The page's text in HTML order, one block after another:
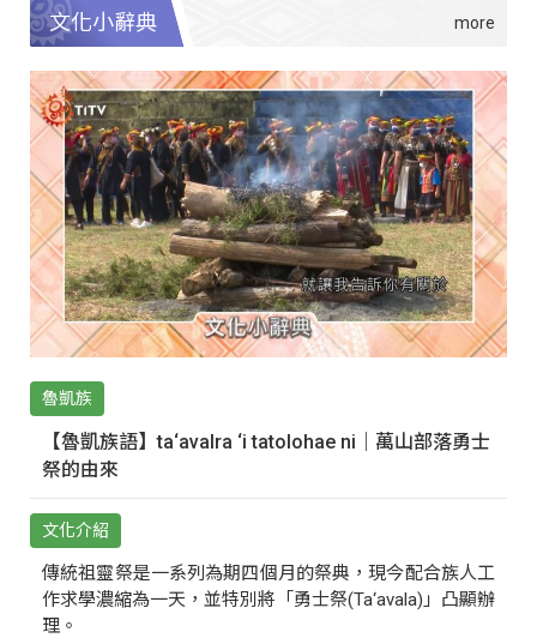
文化小辭典
魯凱族
【魯凱族語】ta‘avalra ‘i tatolohae ni｜萬山部落勇士
祭的由來
文化介紹
傳統祖靈祭是一系列為期四個月的祭典，現今配合族人工
作求學濃縮為一天，並特別將「勇士祭(Ta‘avala)」凸顯辦
理。